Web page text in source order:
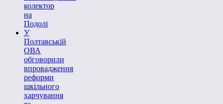
колектор
на
Подолі
У
Полтавській
ОВА
обговорили
впровадження
реформи
шкільного
харчування